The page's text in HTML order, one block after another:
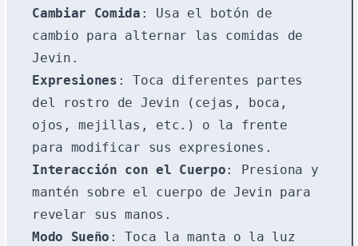
Cambiar Comida : Usa el botón de
cambio para alternar las comidas de
Jevin.
Expresiones : Toca diferentes partes
del rostro de Jevin (cejas, boca,
ojos, mejillas, etc.) o la frente
para modificar sus expresiones.
Interacción con el Cuerpo: Presiona y
mantén sobre el cuerpo de Jevin para
revelar sus manos.
Modo Sueño : Toca la manta o la luz